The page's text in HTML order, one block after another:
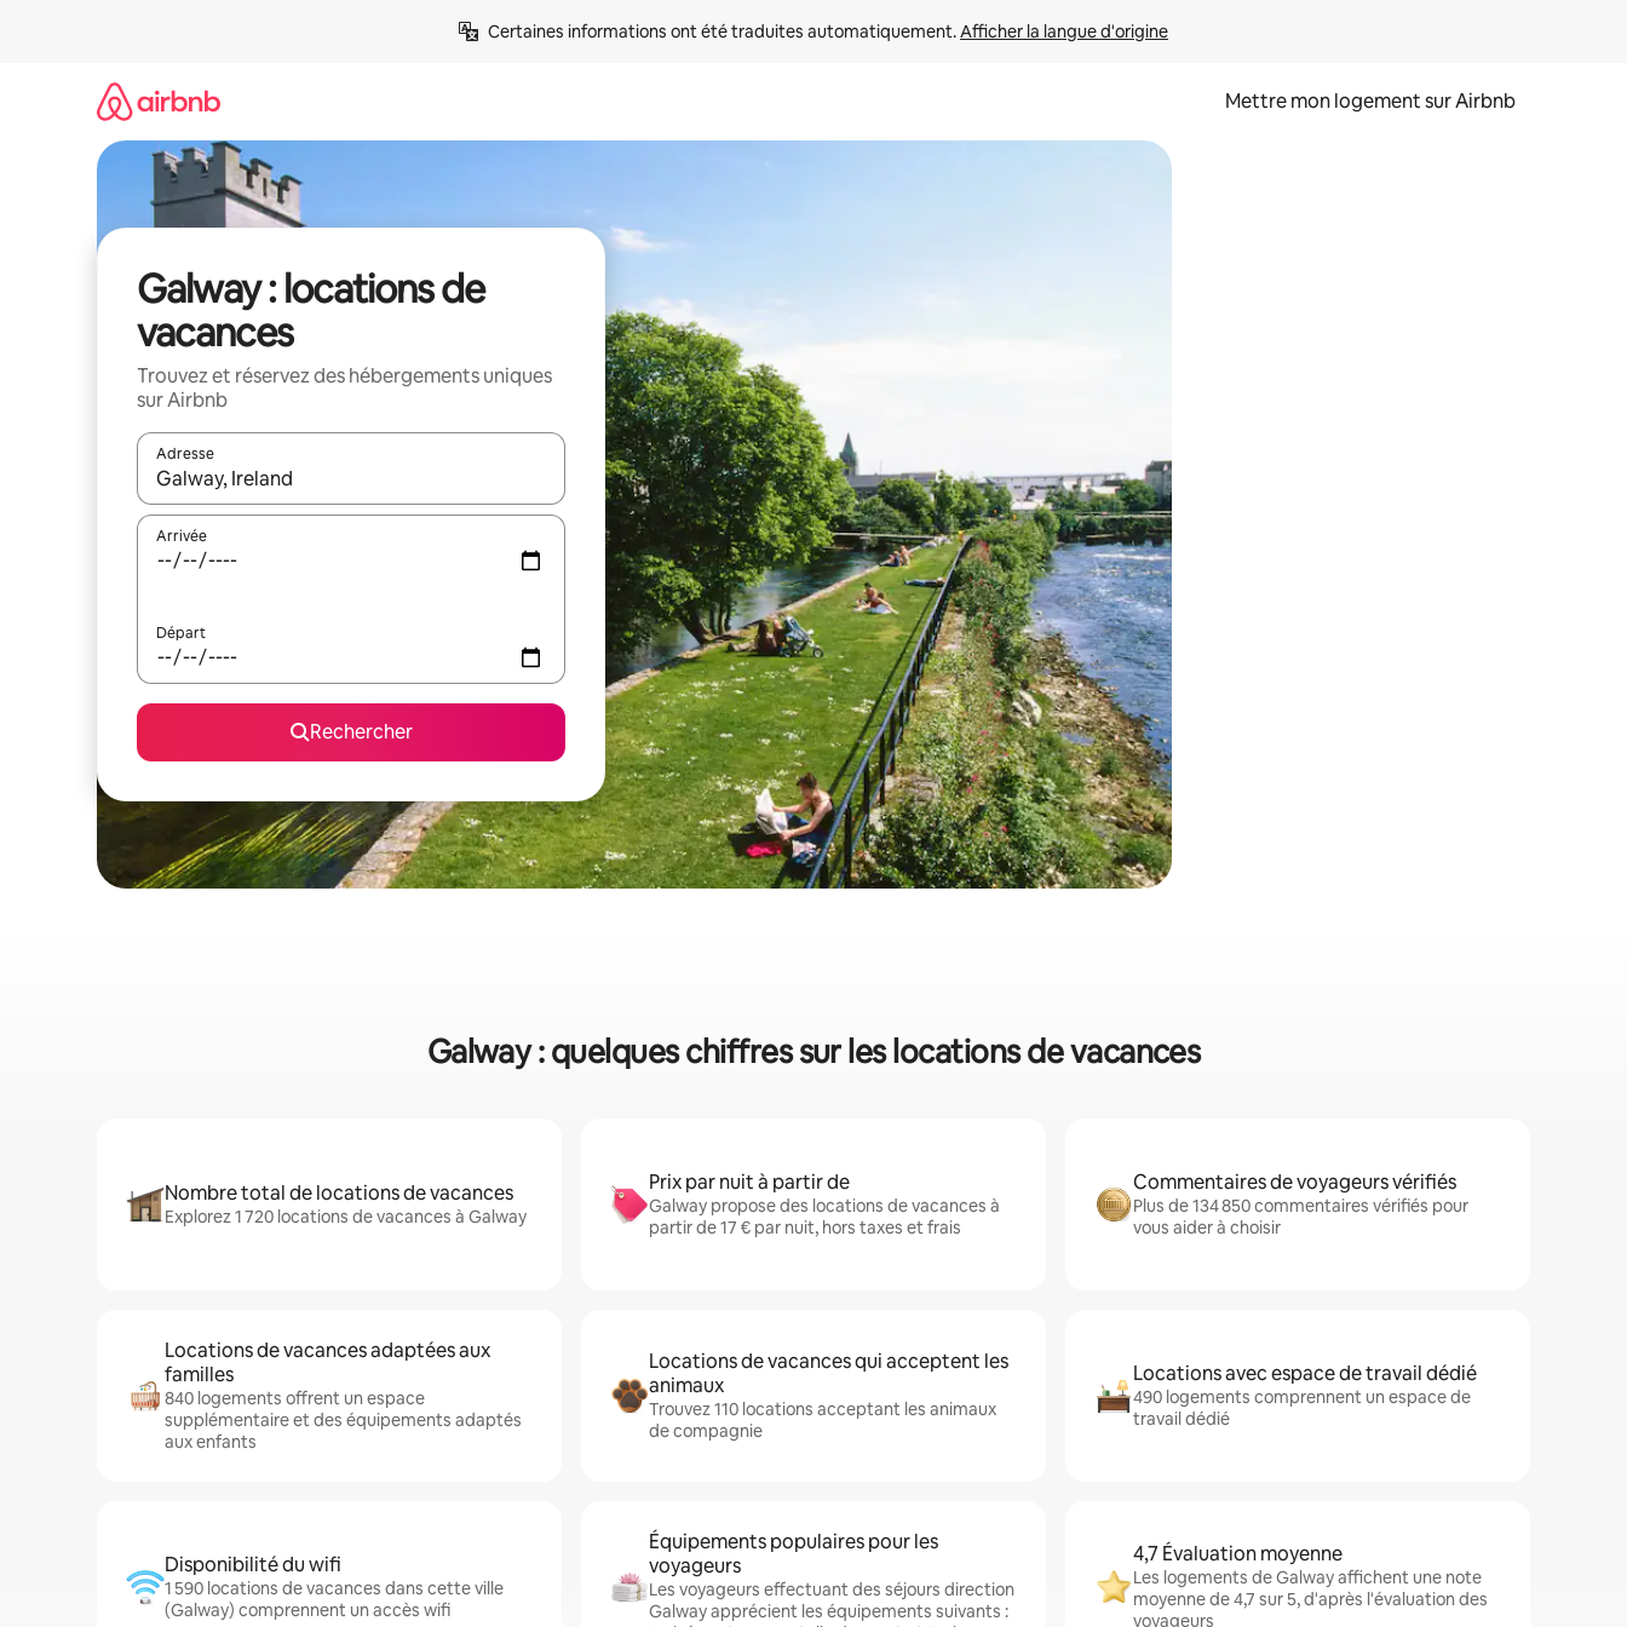
Certaines informations ont été traduites automatiquement. Afficher la langue d'origine
Mettre mon logement sur Airbnb
Galway : locations de
vacances
Trouvez et réservez des hébergements uniques
sur Airbnb
Adresse
Lorsque les résultats s'affichent, utilisez les flèches vers le haut et vers le bas pour les parcourir ou en appuyant et en faisant glisser.
Arrivée
Départ
Rechercher
Galway : quelques chiffres sur les locations de vacances
Nombre total de locations de vacances
Explorez 1 720 locations de vacances à Galway
Prix par nuit à partir de
Galway propose des locations de vacances à
partir de 17 € par nuit, hors taxes et frais
Commentaires de voyageurs vérifiés
Plus de 134 850 commentaires vérifiés pour
vous aider à choisir
Locations de vacances adaptées aux
familles
840 logements offrent un espace
supplémentaire et des équipements adaptés
aux enfants
Locations de vacances qui acceptent les
animaux
Trouvez 110 locations acceptant les animaux
de compagnie
Locations avec espace de travail dédié
490 logements comprennent un espace de
travail dédié
Disponibilité du wifi
1 590 locations de vacances dans cette ville
(Galway) comprennent un accès wifi
Équipements populaires pour les
voyageurs
Les voyageurs effectuant des séjours direction
Galway apprécient les équipements suivants :
4,7 Évaluation moyenne
Les logements de Galway affichent une note
moyenne de 4,7 sur 5, d'après l'évaluation des
voyageurs